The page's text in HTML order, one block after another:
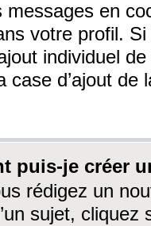
messages en
votre profil.
individuel
case d’ajout
puis-je créer
rédigez un
sujet, cliquez